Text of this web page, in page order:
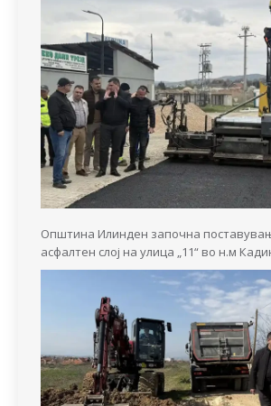
Општина Илинден започна
асфалтен слој на улица „11“ во н.м